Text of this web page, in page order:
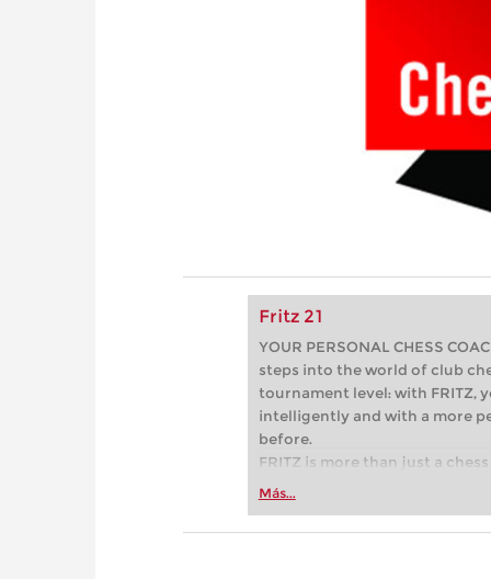
Fritz 21
YOUR PERSONAL CHESS
steps into the world of club
tournament level: with FRITZ,
intelligently and with a more
before.
FRITZ is more than just a
Whether you’re taking your
more efficiently, intelligently
Más...